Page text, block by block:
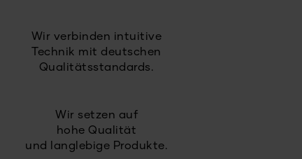
Wir verbinden intuitive
Technik mit deutschen
Qualitätsstandards.
Wir setzen auf
hohe Qualität
und langlebige Produkte.